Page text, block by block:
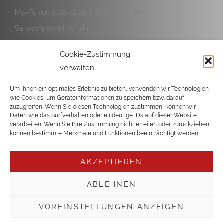
Cookie-Zustimmung
verwalten
Um Ihnen ein optimales Erlebnis zu bieten, verwenden wir Technologien
wie Cookies, um Geräteinformationen zu speichern bzw. darauf
zuzugreifen. Wenn Sie diesen Technologien zustimmen, können wir
Daten wie das Surfverhalten oder eindeutige IDs auf dieser Website
verarbeiten. Wenn Sie Ihre Zustimmung nicht erteilen oder zurückziehen,
können bestimmte Merkmale und Funktionen beeinträchtigt werden.
AKZEPTIEREN
ABLEHNEN
VOREINSTELLUNGEN ANZEIGEN
Mo.-Fr. von 9:00-12:00 & 13:00-18:00 Uhr
Sa. von 9:00-14:00 Uhr
Mo.-Fr. von 9:00-12:00 & 13:00-17:00 Uhr
Copyright © 2026 Büsgen